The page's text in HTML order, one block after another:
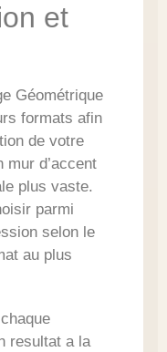
et
Géométrique
formats afin
de votre
mur d’accent
plus vaste.
parmi
selon le
au plus
resultat a la